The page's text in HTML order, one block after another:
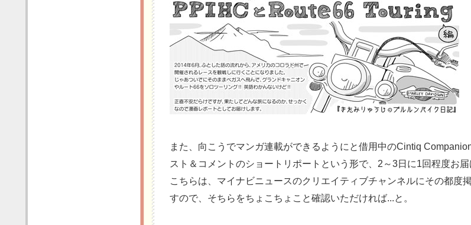
また、向こうでマンガ連載ができるようにと借用中のCintiq
スト＆コメントのショートリポートという形で、2～3日に1回程度お届
こちらは、マイナビニュースのクリエイティブチャンネルにその都度
すので、そちらをちょこちょこと確認いただければ...と。